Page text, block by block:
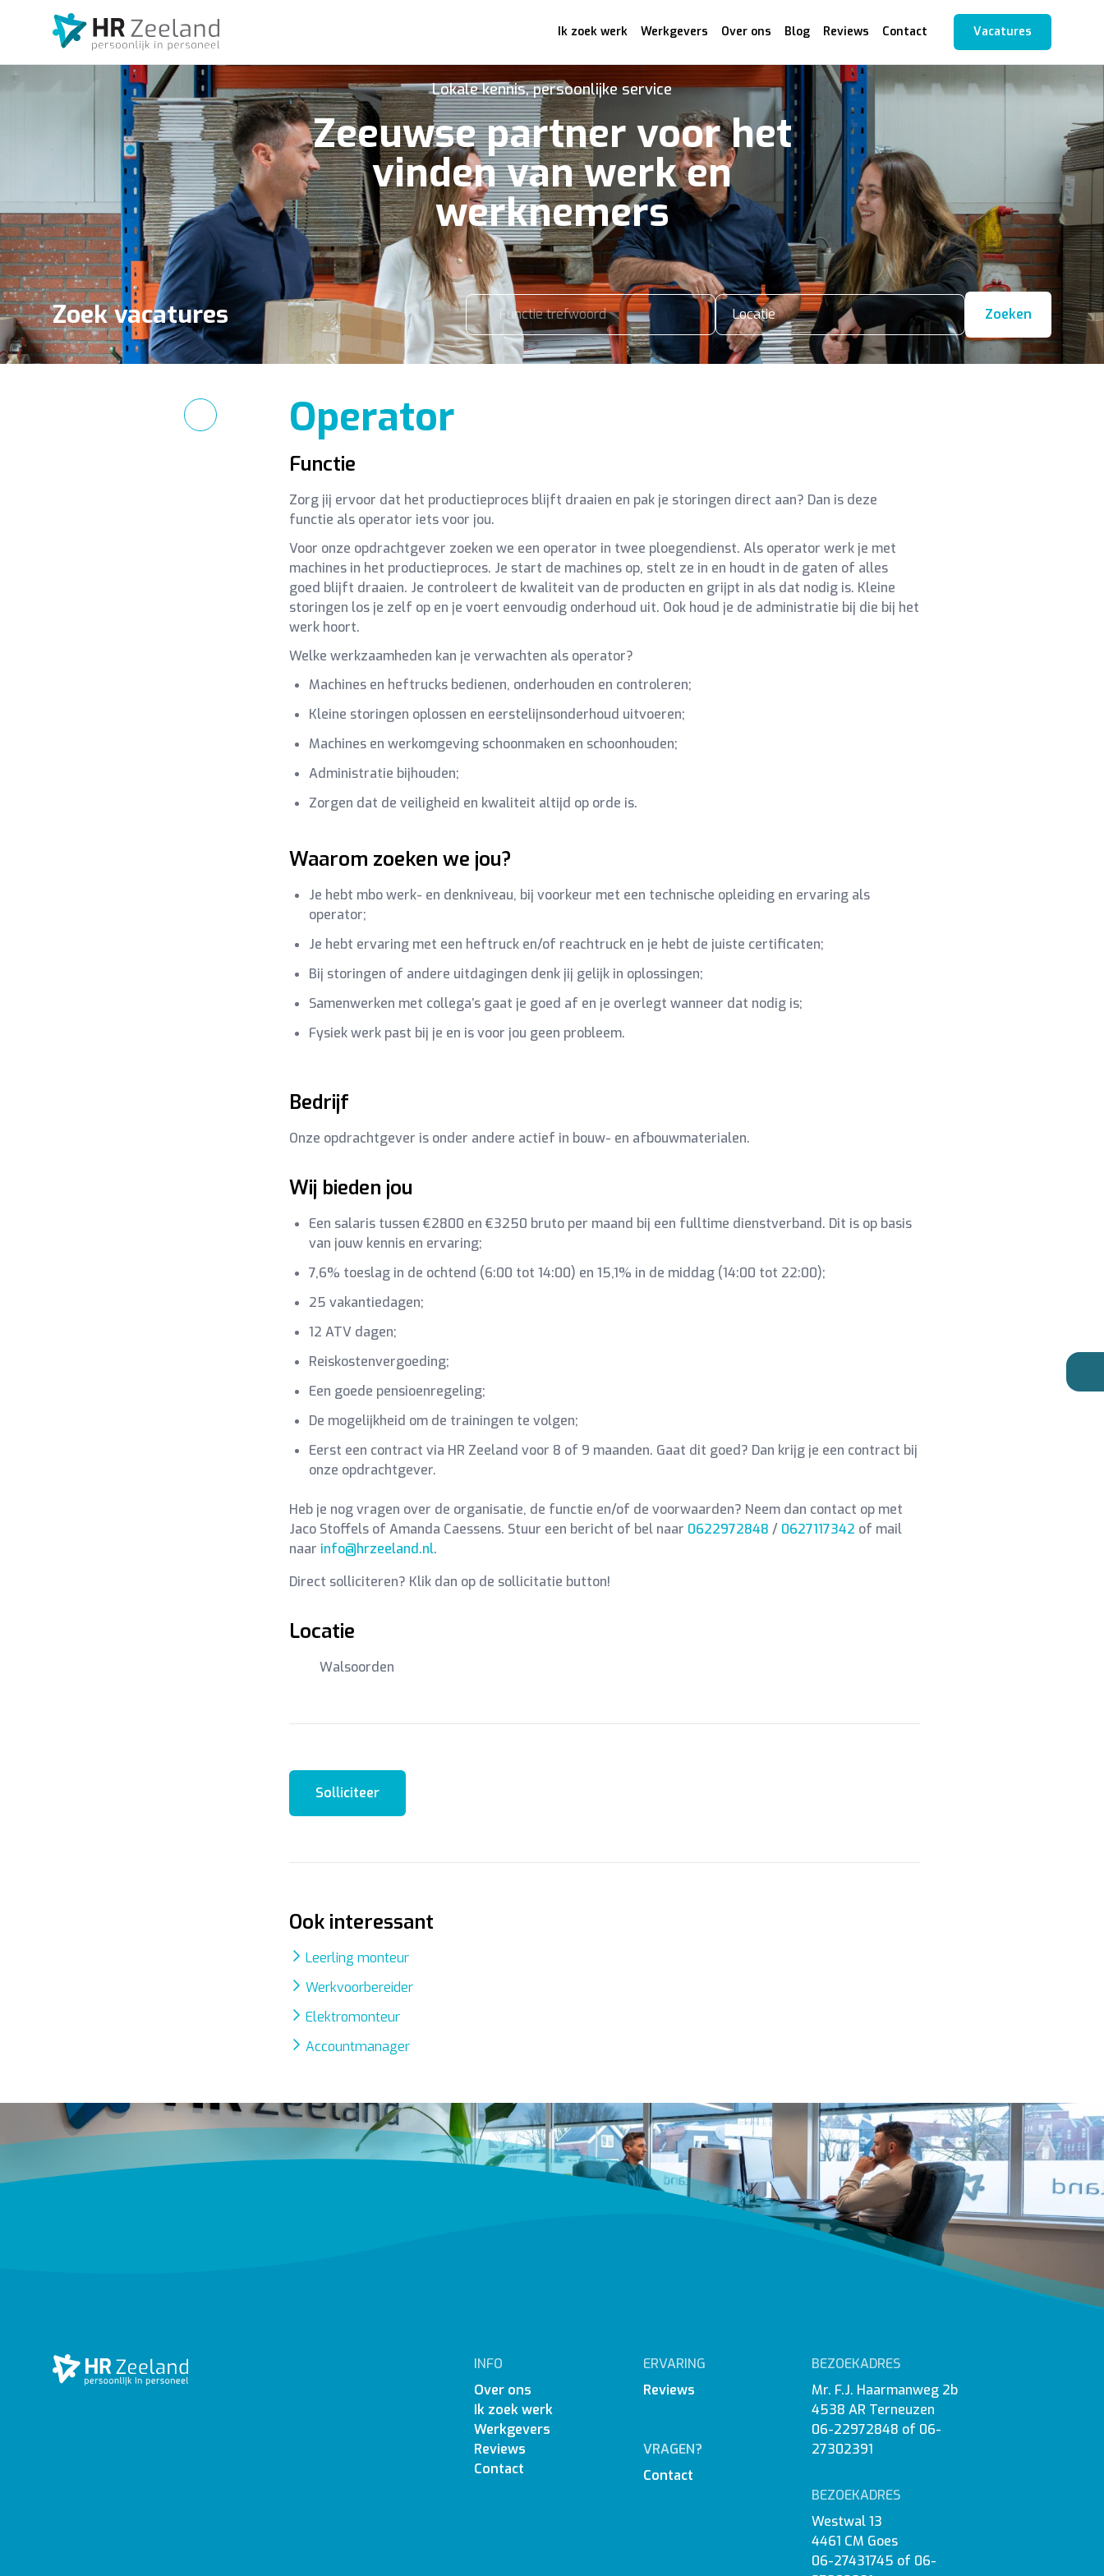
Ik zoek werk Werkgevers Over ons Blog Reviews Contact Vacatures
Lokale kennis, persoonlijke service
Zeeuwse partner voor het
vinden van werk en
werknemers
Zoek vacatures Locatie Zoeken
Operator
Functie
Zorg jij ervoor dat het productieproces blijft draaien en pak je storingen direct aan? Dan is deze
functie als operator iets voor jou.
Voor onze opdrachtgever zoeken we een operator in twee ploegendienst. Als operator werk je met
machines in het productieproces. Je start de machines op, stelt ze in en houdt in de gaten of alles
goed blijft draaien. Je controleert de kwaliteit van de producten en grijpt in als dat nodig is. Kleine
storingen los je zelf op en je voert eenvoudig onderhoud uit. Ook houd je de administratie bij die bij het
werk hoort.
Welke werkzaamheden kan je verwachten als operator?
Machines en heftrucks bedienen, onderhouden en controleren;
Kleine storingen oplossen en eerstelijnsonderhoud uitvoeren;
Machines en werkomgeving schoonmaken en schoonhouden;
Administratie bijhouden;
Zorgen dat de veiligheid en kwaliteit altijd op orde is.
Waarom zoeken we jou?
Je hebt mbo werk- en denkniveau, bij voorkeur met een technische opleiding en ervaring als
operator;
Je hebt ervaring met een heftruck en/of reachtruck en je hebt de juiste certificaten;
Bij storingen of andere uitdagingen denk jij gelijk in oplossingen;
Samenwerken met collega’s gaat je goed af en je overlegt wanneer dat nodig is;
Fysiek werk past bij je en is voor jou geen probleem.
Bedrijf
Onze opdrachtgever is onder andere actief in bouw- en afbouwmaterialen.
Wij bieden jou
Een salaris tussen €2800 en €3250 bruto per maand bij een fulltime dienstverband. Dit is op basis
van jouw kennis en ervaring;
7,6% toeslag in de ochtend (6:00 tot 14:00) en 15,1% in de middag (14:00 tot 22:00);
25 vakantiedagen;
12 ATV dagen;
Reiskostenvergoeding;
Een goede pensioenregeling;
De mogelijkheid om de trainingen te volgen;
Eerst een contract via HR Zeeland voor 8 of 9 maanden. Gaat dit goed? Dan krijg je een contract bij
onze opdrachtgever.
Heb je nog vragen over de organisatie, de functie en/of de voorwaarden? Neem dan contact op met
Jaco Stoffels of Amanda Caessens. Stuur een bericht of bel naar 0622972848 / 0627117342 of mail
naar info@hrzeeland.nl.
Direct solliciteren? Klik dan op de sollicitatie button!
Locatie
Walsoorden
Solliciteer
Ook interessant
Leerling monteur
Werkvoorbereider
Elektromonteur
Accountmanager
INFO
Over ons
Ik zoek werk
Werkgevers
Reviews
Contact
ERVARING
Reviews
VRAGEN?
Contact
BEZOEKADRES
Mr. F.J. Haarmanweg 2b
4538 AR Terneuzen
06-22972848 of 06-
27302391
BEZOEKADRES
Westwal 13
4461 CM Goes
06-27431745 of 06-